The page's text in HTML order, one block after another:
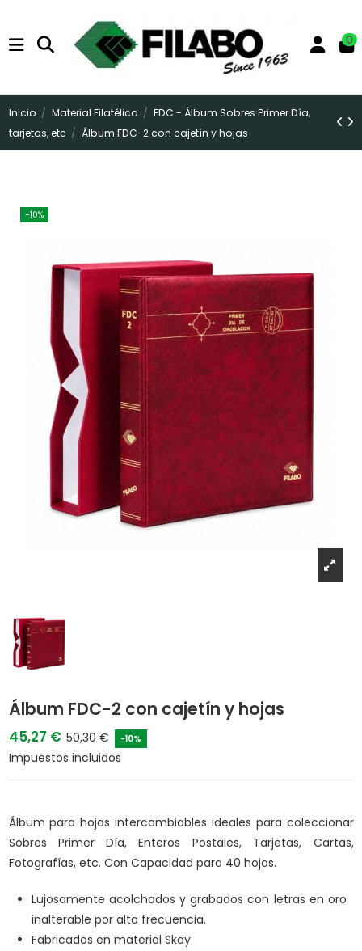
0
Inicio Material Filatélico
FDC - Álbum Sobres Primer Día,
tarjetas, etc
Álbum FDC-2 con cajetín y hojas
-10%
Álbum FDC-2 con cajetín y hojas
45,27 € 50,30 € -10%
Impuestos incluidos
Álbum para hojas intercambiables ideales para coleccionar
Sobres Primer Día, Enteros Postales, Tarjetas, Cartas,
Fotografías, etc. Con Capacidad para 40 hojas.
Lujosamente acolchados y grabados con letras en oro
inalterable por alta frecuencia.
Fabricados en material Skay